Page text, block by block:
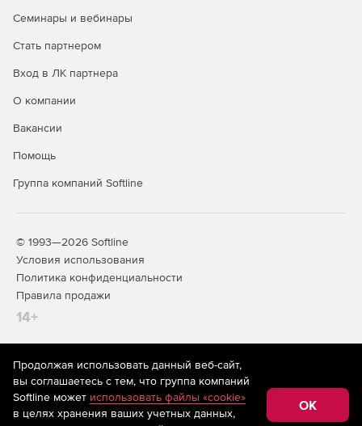
Семинары и вебинары
Стать партнером
Вход в ЛК партнера
О компании
Вакансии
Помощь
Группа компаний Softline
© 1993—2026 Softline
Условия использования
Политика конфиденциальности
Правила продажи
14+
На информационном ресурсе store.softline.ru применяются
рекомендательные технологии(информационные технологии
предоставления информации на основе сбора,
систематизации и анализа сведений, относящихся к
Продолжая использовать данный веб-сайт,
вы соглашаетесь с тем, что группа компаний
Softline может использовать файлы «cookie»
в целях хранения ваших учетных данных,
OK